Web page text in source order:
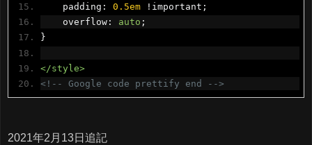
    padding
: 0.5em ! important ;
    overflow
: auto ;
}
</style>
<!-- Google code prettify end -->
2021年2月13日追記